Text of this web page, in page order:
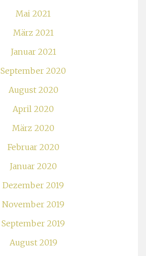
Mai 2021
März 2021
Januar 2021
September 2020
August 2020
April 2020
März 2020
Februar 2020
Januar 2020
Dezember 2019
November 2019
September 2019
August 2019